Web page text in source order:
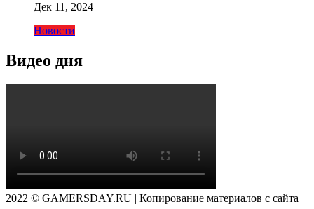
Дек 11, 2024
Новости
Видео дня
2022 © GAMERSDAY.RU | Копирование материалов с сайта